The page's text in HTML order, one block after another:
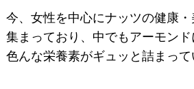
今、女性を中心にナッツの健康
集まっており、中でもアーモン
色んな栄養素がギュッと詰まって